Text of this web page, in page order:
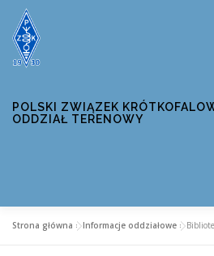
Przejdź
treści
POLSKI ZWIĄZEK
ODDZIAŁ TERENOWY
Strona główna »Informacje oddziałowe »